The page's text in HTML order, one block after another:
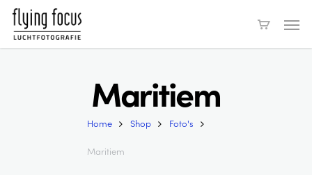
Skip
main
Maritiem
Home Shop Foto's
Maritiem